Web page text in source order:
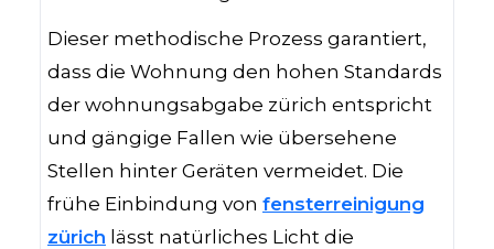
Dieser methodische Prozess garantiert,
dass die Wohnung den hohen Standards
der wohnungsabgabe zürich entspricht
und gängige Fallen wie übersehene
Stellen hinter Geräten vermeidet. Die
frühe Einbindung von fensterreinigung
zürich lässt natürliches Licht die